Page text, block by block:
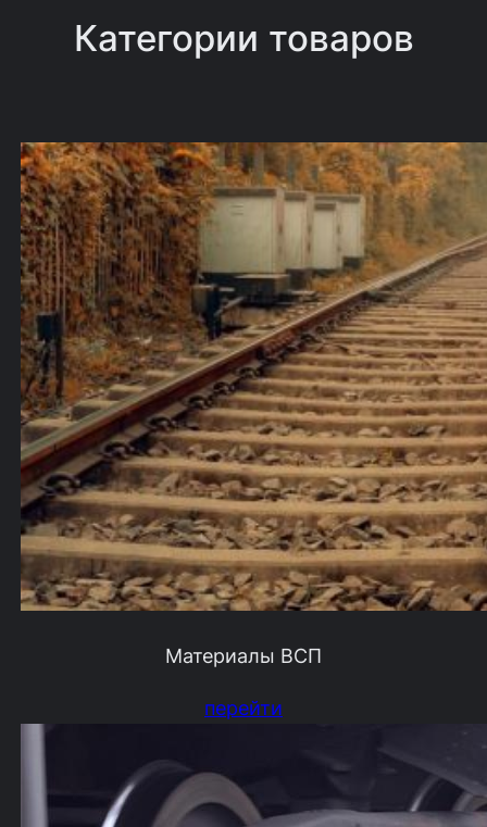
Категории товаров
Материалы ВСП
перейти